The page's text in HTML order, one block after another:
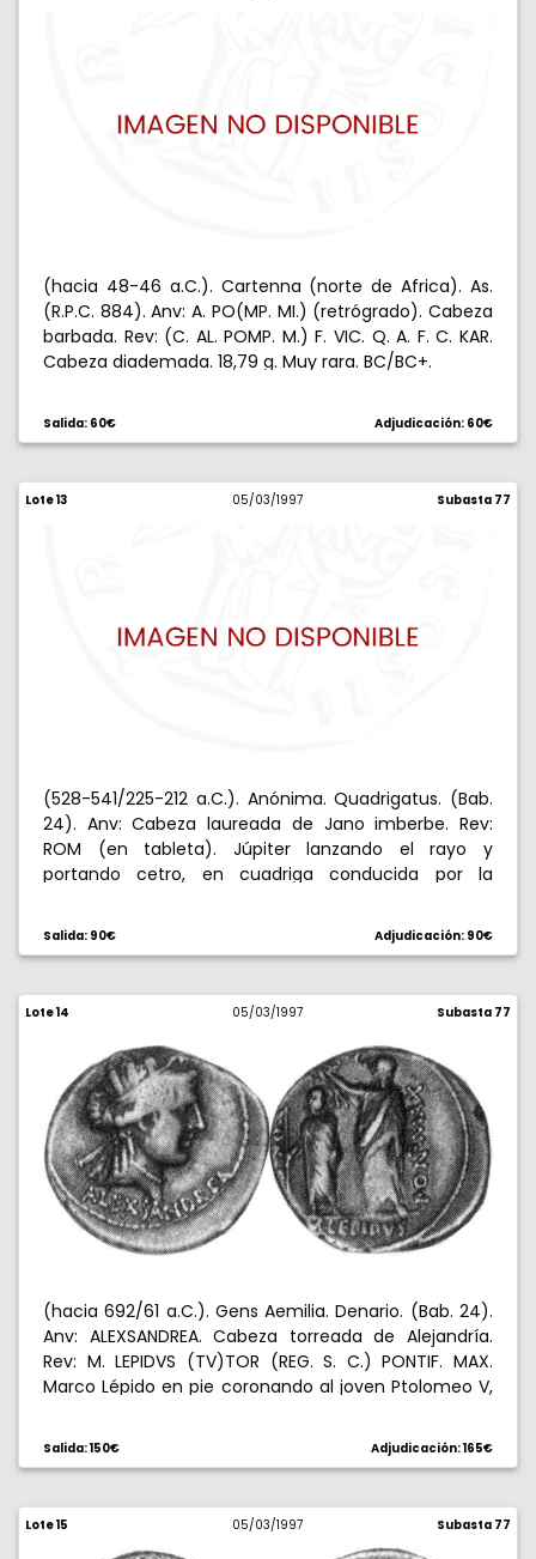
(hacia 48-46 a.C.). Cartenna (norte de Africa). As.
(R.P.C. 884). Anv: A. PO(MP. MI.) (retrógrado). Cabeza
barbada. Rev: (C. AL. POMP. M.) F. VIC. Q. A. F. C. KAR.
Cabeza diademada. 18,79 g. Muy rara. BC/BC+.
Salida: 60€ Adjudicación: 60€
Lote 13 05/03/1997 Subasta 77
(528-541/225-212 a.C.). Anónima. Quadrigatus. (Bab.
24). Anv: Cabeza laureada de Jano imberbe. Rev:
ROM (en tableta). Júpiter lanzando el rayo y
portando cetro, en cuadriga conducida por la
Salida: 90€ Adjudicación: 90€
Lote 14 05/03/1997 Subasta 77
(hacia 692/61 a.C.). Gens Aemilia. Denario. (Bab. 24).
Anv: ALEXSANDREA. Cabeza torreada de Alejandría.
Rev: M. LEPIDVS (TV)TOR (REG. S. C.) PONTIF. MAX.
Marco Lépido en pie coronando al joven Ptolomeo V,
Muy rara. MBC.
Salida: 150€ Adjudicación: 165€
Lote 15 05/03/1997 Subasta 77